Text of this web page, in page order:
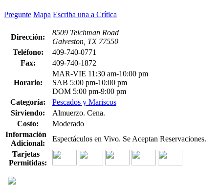
Pregunte Mapa Escriba una a Crítica
Dirección:
8509 Teichman Road
Galveston, TX 77550
Teléfono:
409-740-0771
Fax:
409-740-1872
Horario:
MAR-VIE 11:30 am-10:00 pm
SAB 5:00 pm-10:00 pm
DOM 5:00 pm-9:00 pm
Categoría:
Pescados y Mariscos
Sirviendo:
Almuerzo. Cena.
Costo:
Moderado
Información
Adicional:
Espectáculos en Vivo. Se Aceptan Reservaciones.
Tarjetas
Permitidas: